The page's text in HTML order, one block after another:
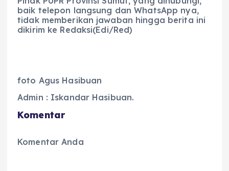
baik telepon langsung dan WhatsApp nya,
tidak memberikan jawaban hingga berita ini
dikirim ke Redaksi(Edi/Red)
foto Agus Hasibuan
Admin : Iskandar Hasibuan.
Komentar
Komentar Anda